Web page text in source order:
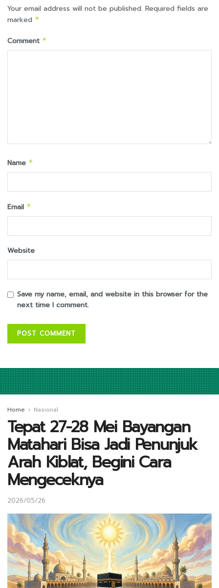
Your email address will not be published. Required fields are
marked *
Comment *
Name *
Email *
Website
Save my name, email, and website in this browser for the
next time I comment.
Home Nasional
Tepat 27-28 Mei Bayangan
Matahari Bisa Jadi Penunjuk
Arah Kiblat, Begini Cara
Mengeceknya
2026/05/26